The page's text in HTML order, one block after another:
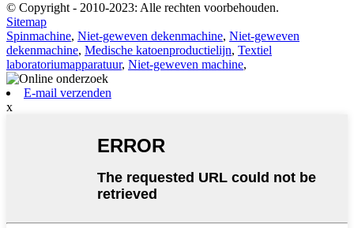
© Copyright - 2010-2023: Alle rechten voorbehouden.
Sitemap
Spinmachine, Niet-geweven dekenmachine, Niet-geweven
dekenmachine, Medische katoenproductielijn, Textiel
laboratoriumapparatuur, Niet-geweven machine,
E-mail verzenden
x